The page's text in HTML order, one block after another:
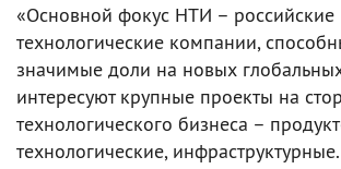
«Основной фокус НТИ – российские
технологические компании,
значимые доли на новых
интересуют крупные проекты на
технологического бизнеса –
технологические,